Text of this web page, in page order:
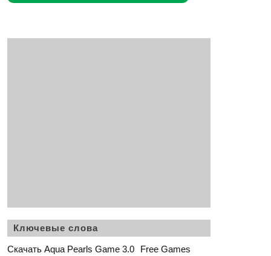
Ключевые слова
Скачать Aqua Pearls Game 3.0
Free Games